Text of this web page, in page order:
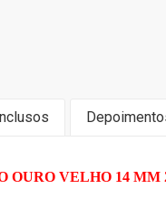
OURO VELHO 14 MM